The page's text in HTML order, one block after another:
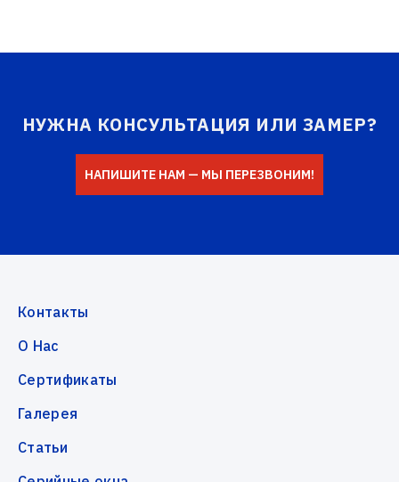
НУЖНА КОНСУЛЬТАЦИЯ ИЛИ ЗАМЕР?
НАПИШИТЕ НАМ — МЫ ПЕРЕЗВОНИМ!
Контакты
О Нас
Сертификаты
Галерея
Статьи